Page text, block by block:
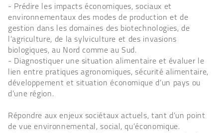
- Prédire les impacts économiques, sociaux et
environnementaux des modes de production et de
gestion dans les domaines des biotechnologies, de
l’agriculture, de la sylviculture et des invasions
biologiques, au Nord comme au Sud.
- Diagnostiquer une situation alimentaire et évaluer le
lien entre pratiques agronomiques, sécurité alimentaire,
développement et situation économique d’un pays ou
d’une région.
Répondre aux enjeux sociétaux actuels, tant d’un point
de vue environnemental, social, qu’économique.